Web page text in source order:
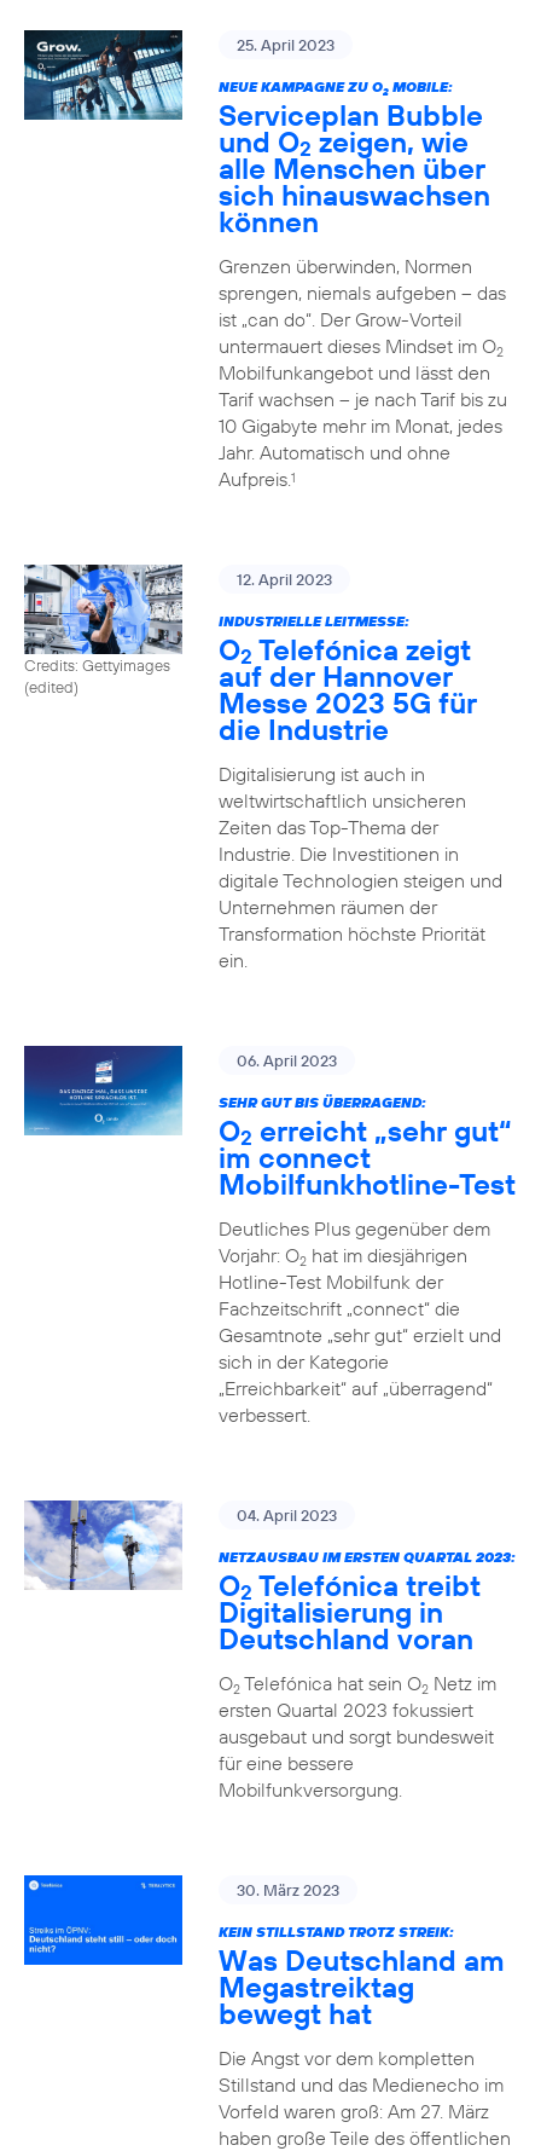
25. April 2023
NEUE KAMPAGNE ZU O2MOBILE:
Serviceplan Bubble
und O2 zeigen, wie
alle Menschen über
sich hinauswachsen
können
Grenzen überwinden, Normen
sprengen, niemals aufgeben – das
ist „can do“. Der Grow-Vorteil
untermauert dieses Mindset im O2
Mobilfunkangebot und lässt den
Tarif wachsen – je nach Tarif bis zu
10 Gigabyte mehr im Monat, jedes
Jahr. Automatisch und ohne
Aufpreis.1
Credits: Gettyimages
(edited)
12. April 2023
INDUSTRIELLE LEITMESSE:
O2 Telefónica zeigt
auf der Hannover
Messe 2023 5G für
die Industrie
Digitalisierung ist auch in
weltwirtschaftlich unsicheren
Zeiten das Top-Thema der
Industrie. Die Investitionen in
digitale Technologien steigen und
Unternehmen räumen der
Transformation höchste Priorität
ein.
06. April 2023
SEHR GUT BIS ÜBERRAGEND:
O2 erreicht „sehr gut“
im connect
Mobilfunkhotline-Test
Deutliches Plus gegenüber dem
Vorjahr: O2hat im diesjährigen
Hotline-Test Mobilfunk der
Fachzeitschrift „connect“ die
Gesamtnote „sehr gut“ erzielt und
sich in der Kategorie
„Erreichbarkeit“ auf „überragend“
verbessert.
04. April 2023
NETZAUSBAU IM ERSTEN QUARTAL 2023:
O2 Telefónica treibt
Digitalisierung in
Deutschland voran
O2Telefónica hat sein O2Netz im
ersten Quartal 2023 fokussiert
ausgebaut und sorgt bundesweit
für eine bessere
Mobilfunkversorgung.
30. März 2023
KEIN STILLSTAND TROTZ STREIK:
Was Deutschland am
Megastreiktag
bewegt hat
Die Angst vor dem kompletten
Stillstand und das Medienecho im
Vorfeld waren groß: Am 27. März
haben große Teile des öffentlichen